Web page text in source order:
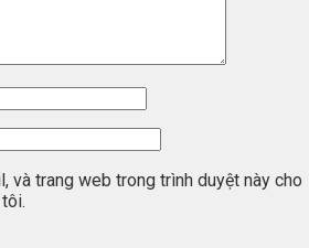
và trang web trong trình duyệt này cho